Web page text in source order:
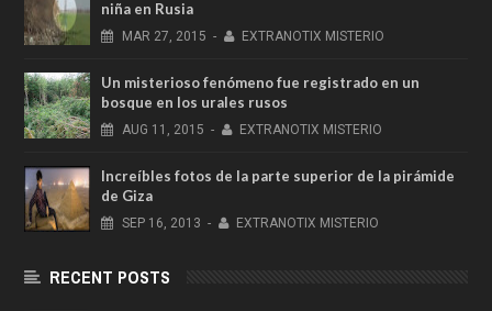
niña en Rusia
MAR 27, 2015 - EXTRANOTIX MISTERIO
Un misterioso fenómeno fue registrado en un
bosque en los urales rusos
AUG 11, 2015 - EXTRANOTIX MISTERIO
Increíbles fotos de la parte superior de la pirámide
de Giza
SEP 16, 2013 - EXTRANOTIX MISTERIO
RECENT POSTS